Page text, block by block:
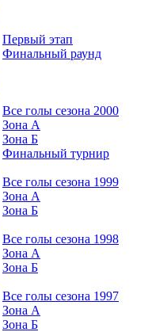
Первый этап
Финальный раунд
Все голы сезона 2000
Зона А
Зона Б
Финальный турнир
Все голы сезона 1999
Зона А
Зона Б
Все голы сезона 1998
Зона А
Зона Б
Все голы сезона 1997
Зона А
Зона Б